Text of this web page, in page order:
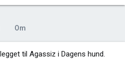
Om
til Agassiz i Dagens hund.